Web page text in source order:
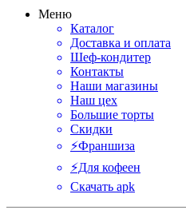
Меню
Каталог
Доставка и оплата
Шеф-кондитер
Контакты
Наши магазины
Наш цех
Большие торты
Скидки
⚡️Франшиза
⚡️Для кофеен
Скачать apk